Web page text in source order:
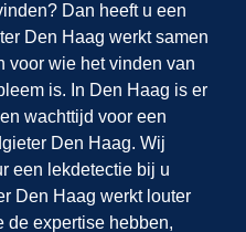
Dan heeft u een
Den Haag werkt samen
voor wie het vinden van
is. In Den Haag is er
wachttijd voor een
Den Haag. Wij
een lekdetectie bij u
Den Haag werkt louter
de expertise hebben,